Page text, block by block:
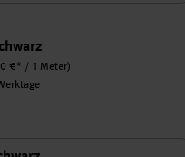
€* / 1 Meter)